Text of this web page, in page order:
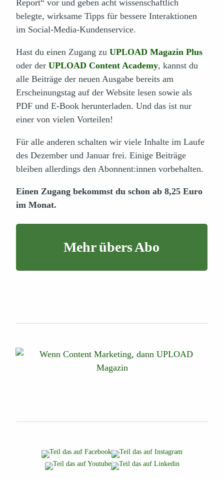
Report“ vor und geben acht wissenschaftlich
belegte, wirksame Tipps für bessere Interaktionen
im Social-Media-Kundenservice.
Hast du einen Zugang zu UPLOAD Magazin Plus
oder der UPLOAD Content Academy, kannst du
alle Beiträge der neuen Ausgabe bereits am
Erscheinungstag auf der Website lesen sowie als
PDF und E-Book herunterladen. Und das ist nur
einer von vielen Vorteilen!
Für alle anderen schalten wir viele Inhalte im Laufe
des Dezember und Januar frei. Einige Beiträge
bleiben allerdings den Abonnent:innen vorbehalten.
Einen Zugang bekommst du schon ab 8,25 Euro
im Monat.
Mehr übers Abo